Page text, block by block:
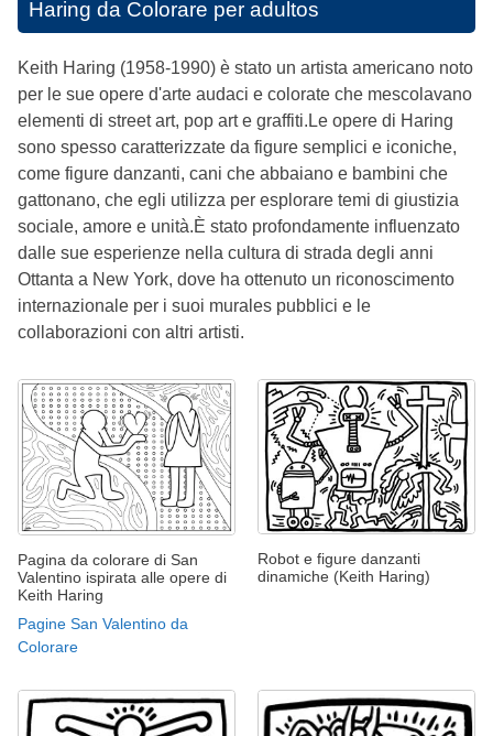
Haring da Colorare per adultos
Keith Haring (1958-1990) è stato un artista americano noto
per le sue opere d'arte audaci e colorate che mescolavano
elementi di street art, pop art e graffiti.Le opere di Haring
sono spesso caratterizzate da figure semplici e iconiche,
come figure danzanti, cani che abbaiano e bambini che
gattonano, che egli utilizza per esplorare temi di giustizia
sociale, amore e unità.È stato profondamente influenzato
dalle sue esperienze nella cultura di strada degli anni
Ottanta a New York, dove ha ottenuto un riconoscimento
internazionale per i suoi murales pubblici e le
collaborazioni con altri artisti.
Pagina da colorare di San
Valentino ispirata alle opere di
Keith Haring
Pagine San Valentino da
Colorare
Robot e figure danzanti
dinamiche (Keith Haring)